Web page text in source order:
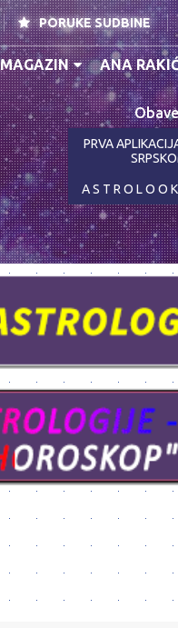
PORUKE SUDBINE
MAGAZIN ANA
PRVA
A S T R O L O O